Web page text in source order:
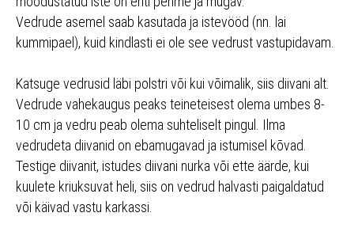
Vedrude asemel saab kasutada ja istevööd (nn. lai
kummipael), kuid kindlasti ei ole see vedrust vastupidavam.
Katsuge vedrusid läbi polstri või kui võimalik, siis diivani alt.
Vedrude vahekaugus peaks teineteisest olema umbes 8-
10 cm ja vedru peab olema suhteliselt pingul. Ilma
vedrudeta diivanid on ebamugavad ja istumisel kõvad.
Testige diivanit, istudes diivani nurka või ette äärde, kui
kuulete kriuksuvat heli, siis on vedrud halvasti paigaldatud
või käivad vastu karkassi.